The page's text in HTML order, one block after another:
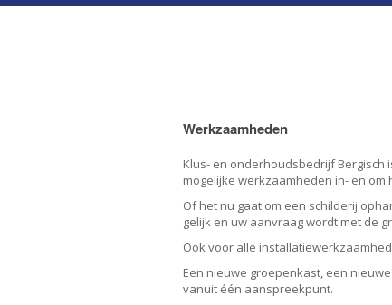
Werkzaamheden
Klus- en onderhoudsbedrijf Bergisch
mogelijke werkzaamheden in- en
Of het nu gaat om een schilderij
gelijk en uw aanvraag wordt met de
Ook voor alle
Een nieuwe groepenkast, een
vanuit één aanspreekpunt.